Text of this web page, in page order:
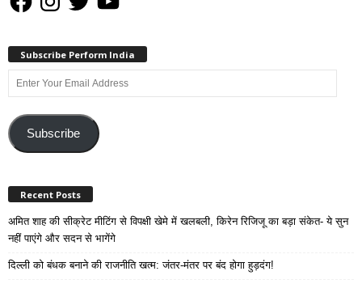
Subscribe Perform India
Enter
Your
AddressSubscribe
Recent Posts
अमित शाह की सीक्रेट मीटिंग से विपक्षी खेमे में खलबली, किरेन रिजिजू का बड़ा संकेत- ये सुन
नहीं पाएंगे और सदन से भागेंगे
दिल्ली को बंधक बनाने की राजनीति खत्म: जंतर-मंतर पर बंद होगा हुड़दंग!